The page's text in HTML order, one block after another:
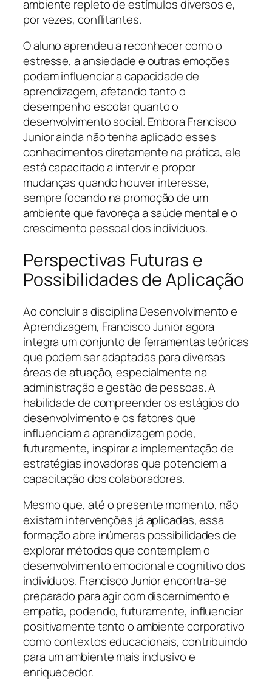
ambiente repleto de estímulos diversos e,
por vezes, conflitantes.
O aluno aprendeu a reconhecer como o
estresse, a ansiedade e outras emoções
podem influenciar a capacidade de
aprendizagem, afetando tanto o
desempenho escolar quanto o
desenvolvimento social. Embora Francisco
Junior ainda não tenha aplicado esses
conhecimentos diretamente na prática, ele
está capacitado a intervir e propor
mudanças quando houver interesse,
sempre focando na promoção de um
ambiente que favoreça a saúde mental e o
crescimento pessoal dos indivíduos.
Perspectivas Futuras e
Possibilidades de Aplicação
Ao concluir a disciplina Desenvolvimento e
Aprendizagem, Francisco Junior agora
integra um conjunto de ferramentas teóricas
que podem ser adaptadas para diversas
áreas de atuação, especialmente na
administração e gestão de pessoas. A
habilidade de compreender os estágios do
desenvolvimento e os fatores que
influenciam a aprendizagem pode,
futuramente, inspirar a implementação de
estratégias inovadoras que potenciem a
capacitação dos colaboradores.
Mesmo que, até o presente momento, não
existam intervenções já aplicadas, essa
formação abre inúmeras possibilidades de
explorar métodos que contemplem o
desenvolvimento emocional e cognitivo dos
indivíduos. Francisco Junior encontra-se
preparado para agir com discernimento e
empatia, podendo, futuramente, influenciar
positivamente tanto o ambiente corporativo
como contextos educacionais, contribuindo
para um ambiente mais inclusivo e
enriquecedor.